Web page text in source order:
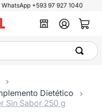
+593 97 927 1040
Dietético
Sin Sabor 250 g